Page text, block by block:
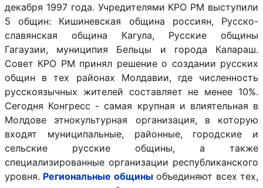
декабря 1997 года. Учредителями КРО РМ выступили
5 общин: Кишиневская община россиян, Русско-
славянская община Кагула, Русские общины
Гагаузии, муниципия Бельцы и города Калараш.
Совет КРО РМ принял решение о создании русских
общин в тех районах Молдавии, где численность
русскоязычных жителей составляет не менее 10%.
Сегодня Конгресс - самая крупная и влиятельная в
Молдове этнокультурная организация, в которую
входят муниципальные, районные, городские и
сельские русские общины, а также
специализированные организации республиканского
уровня. Региональные общиныобъединяют всех тех,